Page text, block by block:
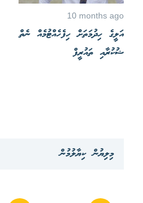
10 months ago
އަލީގެ ހިދުމަތަށް ހިފެހެއްޓުމެއް ނެތް
ޝުކުރާއި ތައުރީފް
މިލިޔުން ކިޔާލުމުން